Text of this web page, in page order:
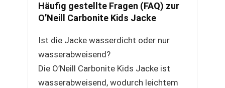
Häufig gestellte Fragen (FAQ) zur
O’Neill Carbonite Kids Jacke
Ist die Jacke wasserdicht oder nur
wasserabweisend?
Die O’Neill Carbonite Kids Jacke ist
wasserabweisend, wodurch leichtem